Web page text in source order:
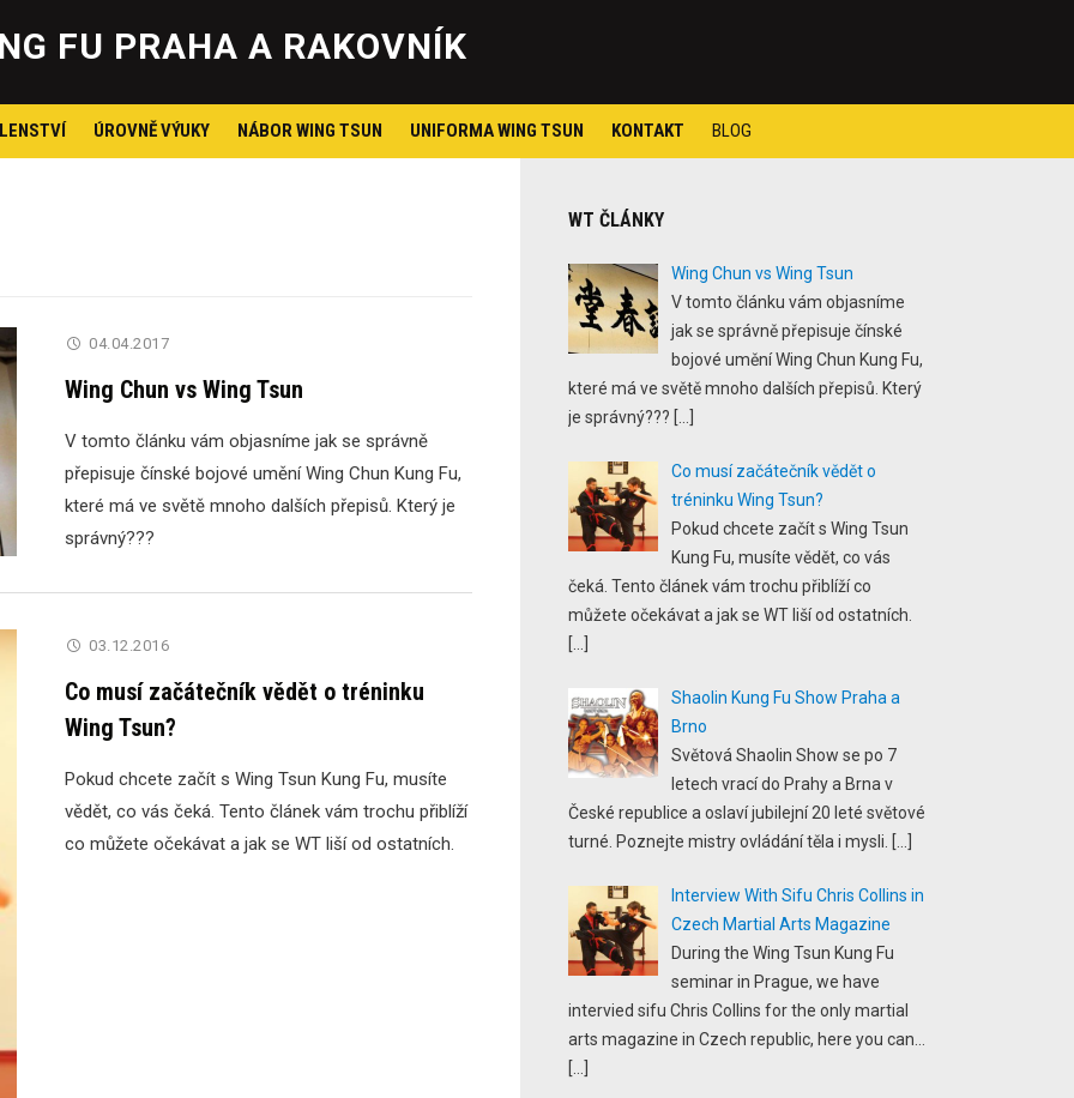
content
FU PRAHA A RAKOVNÍK
ÚROVNĚ VÝUKY NÁBOR WING TSUN UNIFORMA WING TSUN KONTAKT BLOG
04.04.2017
Wing Chun vs Wing Tsun
V tomto článku vám objasníme jak se správně
přepisuje čínské bojové umění Wing Chun Kung Fu,
které má ve světě mnoho dalších přepisů. Který je
správný???
03.12.2016
Co musí začátečník vědět o tréninku
Wing Tsun?
Pokud chcete začít s Wing Tsun Kung Fu, musíte
vědět, co vás čeká. Tento článek vám trochu přiblíží
co můžete očekávat a jak se WT liší od ostatních.
WT ČLÁNKY
Wing Chun vs Wing Tsun
V tomto článku vám objasníme
jak se správně přepisuje čínské
bojové umění Wing Chun Kung Fu,
které má ve světě mnoho dalších přepisů. Který
je správný???
Co musí začátečník vědět o
tréninku Wing Tsun?
Pokud chcete začít s Wing Tsun
Kung Fu, musíte vědět, co vás
čeká. Tento článek vám trochu přiblíží co
můžete očekávat a jak se WT liší od ostatních.
Shaolin Kung Fu Show Praha a
Brno
Světová Shaolin Show se po 7
letech vrací do Prahy a Brna v
České republice a oslaví jubilejní 20 leté světové
turné. Poznejte mistry ovládání těla i mysli.
Interview With Sifu Chris Collins in
Czech Martial Arts Magazine
During the Wing Tsun Kung Fu
seminar in Prague, we have
intervied sifu Chris Collins for the only martial
arts magazine in Czech republic, here you can...